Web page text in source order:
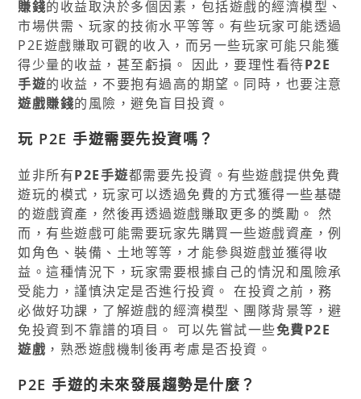
賺錢的收益取決於多個因素，包括遊戲的經濟模型、
市場供需、玩家的技術水平等等。有些玩家可能透過
P2E遊戲賺取可觀的收入，而另一些玩家可能只能獲
得少量的收益，甚至虧損。 因此，要理性看待P2E
手遊的收益，不要抱有過高的期望。同時，也要注意
遊戲賺錢的風險，避免盲目投資。
玩 P2E 手遊需要先投資嗎？
並非所有P2E手遊都需要先投資。有些遊戲提供免費
遊玩的模式，玩家可以透過免費的方式獲得一些基礎
的遊戲資產，然後再透過遊戲賺取更多的獎勵。 然
而，有些遊戲可能需要玩家先購買一些遊戲資產，例
如角色、裝備、土地等等，才能參與遊戲並獲得收
益。這種情況下，玩家需要根據自己的情況和風險承
受能力，謹慎決定是否進行投資。 在投資之前，務
必做好功課，了解遊戲的經濟模型、團隊背景等，避
免投資到不靠譜的項目。 可以先嘗試一些免費P2E
遊戲 ，熟悉遊戲機制後再考慮是否投資。
P2E 手遊的未來發展趨勢是什麼？